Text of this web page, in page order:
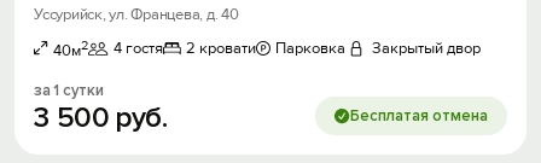
Уссурийск, ул. Францева, д. 40
40м2 4 гостя 2 кровати Парковка Закрытый двор
за 1 сутки
3 500 руб. Бесплатая отмена